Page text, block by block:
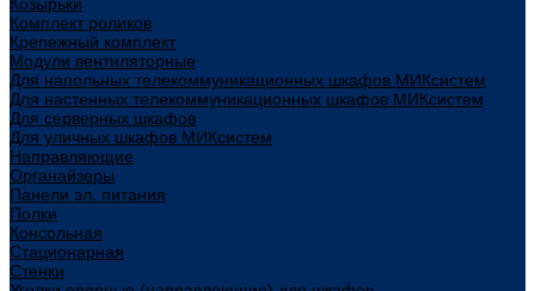
Комплект роликов
Крепежный комплект
Модули вентиляторные
Для напольных телекоммуникационных шкафов МИКсистем
Для настенных телекоммуникационных шкафов МИКсистем
Для серверных шкафов
Для уличных шкафов МИКсистем
Направляющие
Органайзеры
Панели эл. питания
Полки
Консольная
Стационарная
Стенки